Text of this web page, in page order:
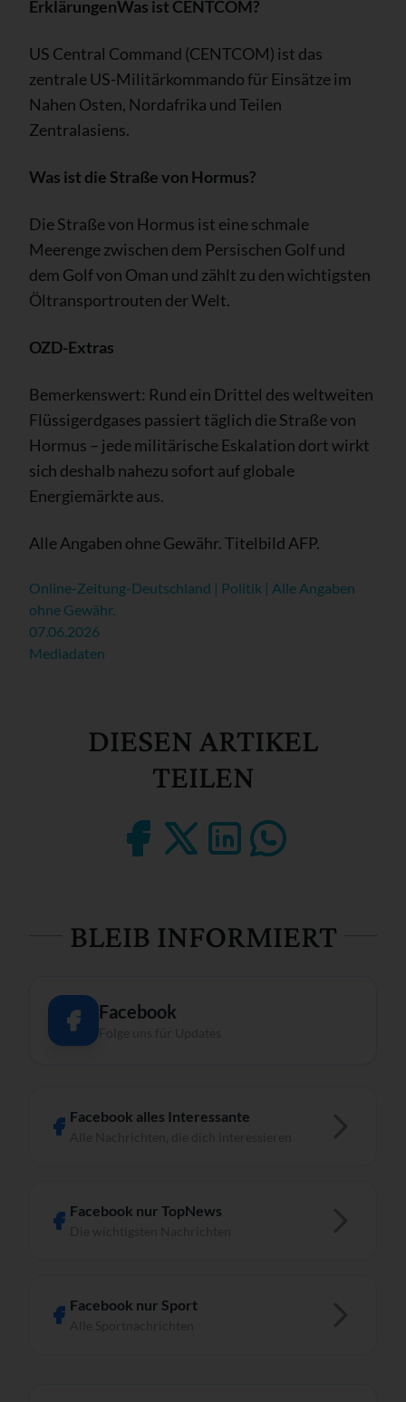
ErklärungenWas ist CENTCOM?
US Central Command (CENTCOM) ist das
zentrale US-Militärkommando für Einsätze im
Nahen Osten, Nordafrika und Teilen
Zentralasiens.
Was ist die Straße von Hormus?
Die Straße von Hormus ist eine schmale
Meerenge zwischen dem Persischen Golf und
dem Golf von Oman und zählt zu den wichtigsten
Öltransportrouten der Welt.
OZD-Extras
Bemerkenswert: Rund ein Drittel des weltweiten
Flüssigerdgases passiert täglich die Straße von
Hormus – jede militärische Eskalation dort wirkt
sich deshalb nahezu sofort auf globale
Energiemärkte aus.
Alle Angaben ohne Gewähr. Titelbild AFP.
Online-Zeitung-Deutschland | Politik | Alle Angaben
ohne Gewähr.
07.06.2026
Mediadaten
DIESEN ARTIKEL
TEILEN
BLEIB INFORMIERT
Facebook
Facebook alles Interessante
Facebook nur TopNews
Facebook nur Sport